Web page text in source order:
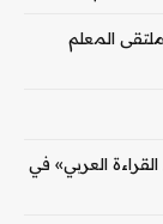
المعلم
العربي» في